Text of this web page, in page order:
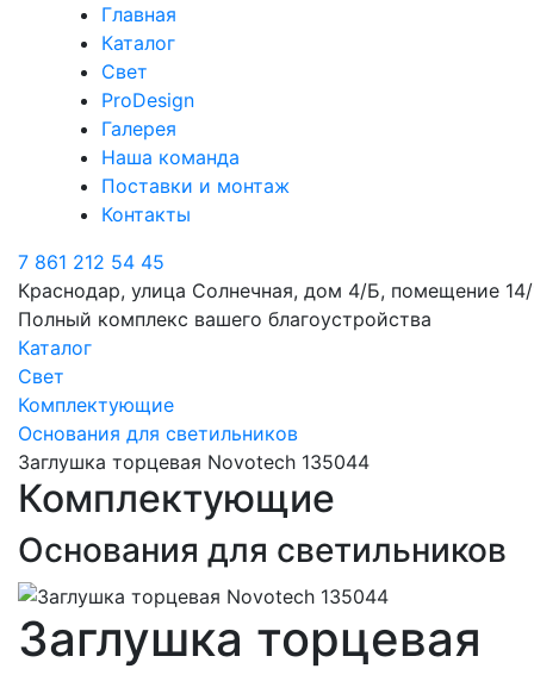
Главная
Каталог
Свет
ProDesign
Галерея
Наша команда
Поставки и монтаж
Контакты
7 861 212 54 45
Краснодар, улица Солнечная, дом 4/Б, помещение 14/
Полный комплекс вашего благоустройства
Каталог
Свет
Комплектующие
Основания для светильников
Заглушка торцевая Novotech 135044
Комплектующие
Основания для светильников
Заглушка торцевая